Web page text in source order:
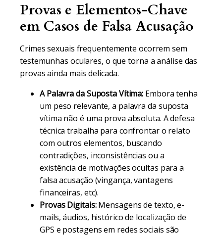
Provas e Elementos-Chave
em Casos de Falsa Acusação
Crimes sexuais frequentemente ocorrem sem
testemunhas oculares, o que torna a análise das
provas ainda mais delicada.
A Palavra da Suposta Vítima: Embora tenha
um peso relevante, a palavra da suposta
vítima não é uma prova absoluta. A defesa
técnica trabalha para confrontar o relato
com outros elementos, buscando
contradições, inconsistências ou a
existência de motivações ocultas para a
falsa acusação (vingança, vantagens
financeiras, etc).
Provas Digitais:Mensagens de texto, e-
mails, áudios, histórico de localização de
GPS e postagens em redes sociais são